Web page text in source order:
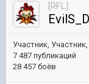
[RFL]
Участник,
7 487 публикаций
28 457 боёв